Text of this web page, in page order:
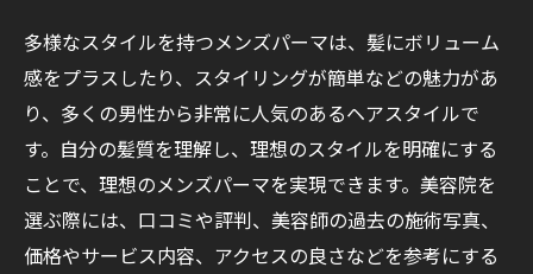
多様なスタイルを持つメンズパーマは、髪にボリューム
感をプラスしたり、スタイリングが簡単などの魅力があ
り、多くの男性から非常に人気のあるヘアスタイルで
す。自分の髪質を理解し、理想のスタイルを明確にする
ことで、理想のメンズパーマを実現できます。美容院を
選ぶ際には、口コミや評判、美容師の過去の施術写真、
価格やサービス内容、アクセスの良さなどを参考にする